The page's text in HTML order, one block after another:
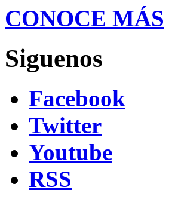
CONOCE MÁS
Siguenos
Facebook
Twitter
Youtube
RSS